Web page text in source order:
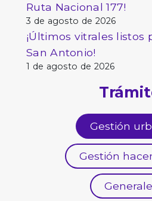
Ruta Nacional 177!
3 de agosto de 2026
¡Últimos vitrales listos
San Antonio!
1 de agosto de 2026
Gestión
Gestión